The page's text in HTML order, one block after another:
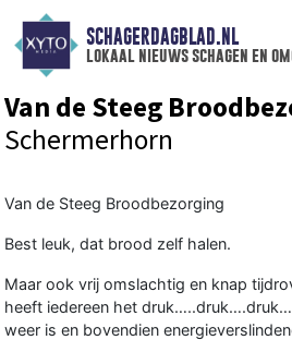
SCHAGERDAGBLAD.NL
lokaal nieuws schagen en
Van de Steeg
Schermerhorn
Van de Steeg Broodbezorging
Best leuk, dat brood zelf halen.
Maar ook vrij omslachtig en knap
heeft iedereen het
weer is en bovendien